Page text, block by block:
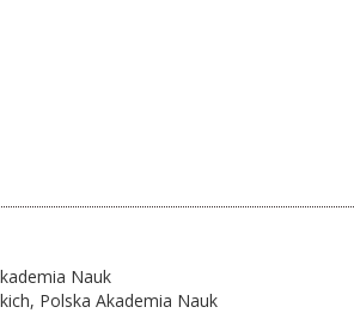
Nauk
Polska Akademia Nauk